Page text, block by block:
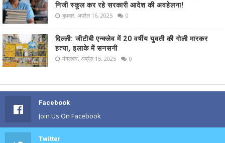
निजी स्कूल कर रहे सरकारी आदेश की अवहेलना!
बुधवार, अप्रैल 16, 2025 0
दिल्ली: जीटीबी एन्क्लेव में 20 वर्षीय युवती की गोली मारकर
हत्या, इलाके में सनसनी
मंगलवार, अप्रैल 15, 2025 0
Facebook
Join Us On Facebook
Twitter